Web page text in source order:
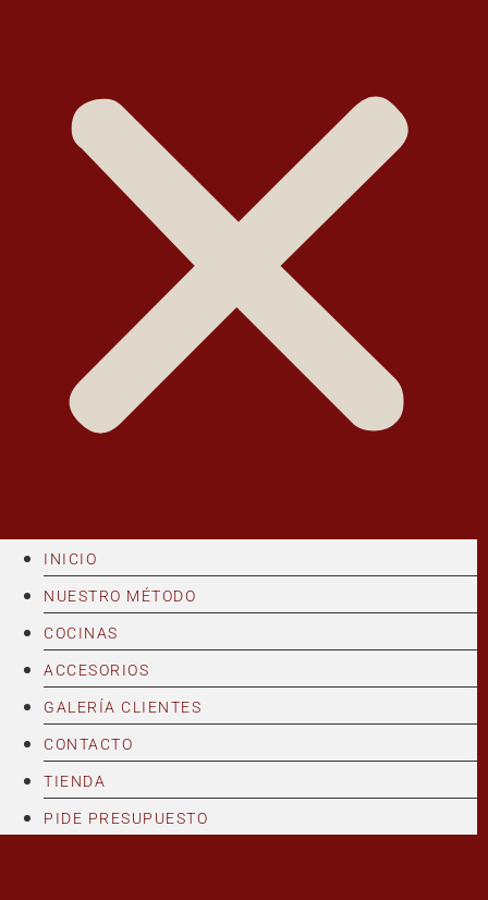
INICIO
NUESTRO MÉTODO
COCINAS
ACCESORIOS
GALERÍA CLIENTES
CONTACTO
TIENDA
PIDE PRESUPUESTO